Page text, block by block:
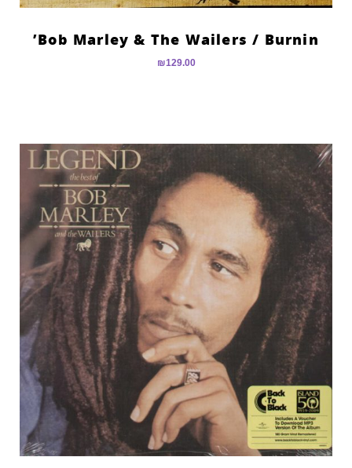
Bob Marley & The Wailers ‎/ Burnin’
₪129.00